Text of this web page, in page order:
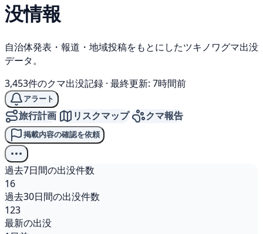
没情報
自治体発表・報道・地域投稿をもとにしたツキノワグマ出没
データ。
3,453件のクマ出没記録 · 最終更新: 7時間前
アラート
旅行計画 リスクマップ クマ報告
掲載内容の確認を依頼
過去7日間の出没件数
16
過去30日間の出没件数
123
最新の出没